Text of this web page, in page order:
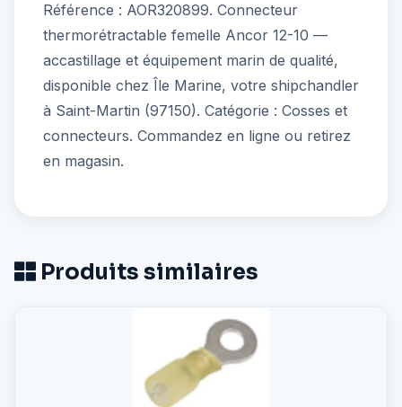
Référence : AOR320899. Connecteur
thermorétractable femelle Ancor 12-10 —
accastillage et équipement marin de qualité,
disponible chez Île Marine, votre shipchandler
à Saint-Martin (97150). Catégorie : Cosses et
connecteurs. Commandez en ligne ou retirez
en magasin.
Produits similaires